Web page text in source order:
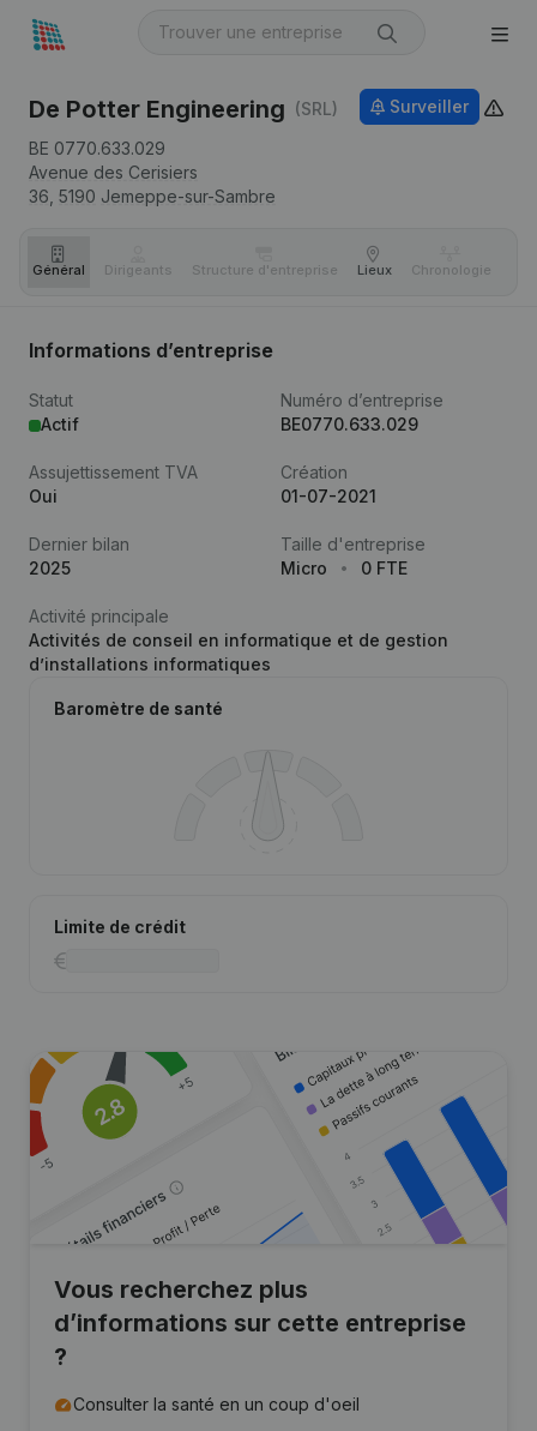
De Potter Engineering (SRL)
BE 0770.633.029
Avenue des Cerisiers
36, 5190 Jemeppe-sur-Sambre
Surveiller
Général Dirigeants Structure d'entreprise Lieux Chronologie
Informations d’entreprise
Statut
Actif
Numéro d’entreprise
BE0770.633.029
Assujettissement TVA
Oui
Création
01-07-2021
Dernier bilan
2025
Taille d'entreprise
Micro
0 FTE
Activité principale
Activités de conseil en informatique et de gestion
d’installations informatiques
Baromètre de santé
Limite de crédit
Vous recherchez plus
d’informations sur cette entreprise
?
Consulter la santé en un coup d'oeil